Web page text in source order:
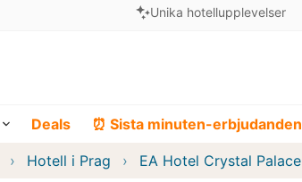
Unika hotellupplevelser
Deals ⏰ Sista minuten-erbjudanden
Hotell i Prag EA Hotel Crystal Palace